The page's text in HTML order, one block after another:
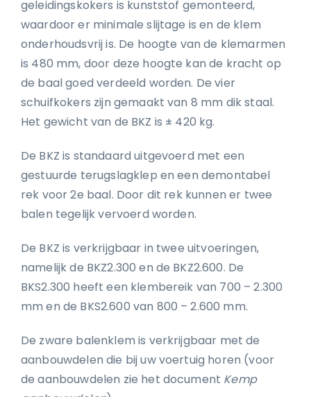
geleidingskokers is kunststof gemonteerd,
waardoor er minimale slijtage is en de klem
onderhoudsvrij is. De hoogte van de klemarmen
is 480 mm, door deze hoogte kan de kracht op
de baal goed verdeeld worden. De vier
schuifkokers zijn gemaakt van 8 mm dik staal.
Het gewicht van de BKZ is ± 420 kg.
De BKZ is standaard uitgevoerd met een
gestuurde terugslagklep en een demontabel
rek voor 2e baal. Door dit rek kunnen er twee
balen tegelijk vervoerd worden.
De BKZ is verkrijgbaar in twee uitvoeringen,
namelijk de BKZ2.300 en de BKZ2.600. De
BKS2.300 heeft een klembereik van 700 – 2.300
mm en de BKS2.600 van 800 – 2.600 mm.
De zware balenklem is verkrijgbaar met de
aanbouwdelen die bij uw voertuig horen (voor
de aanbouwdelen zie het document Kemp